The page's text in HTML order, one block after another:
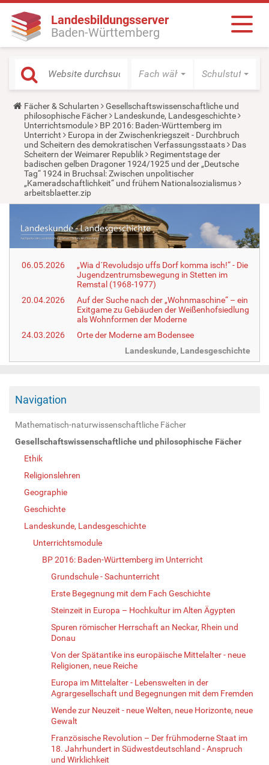
Landesbildungsserver
Baden-Württemberg
Fach wählen Schulstufe
Y
o
u
a
r
e
h
e
e
:
Fächer & Schularten
Gesellschaftswissenschaftliche und
philosophische Fächer
Landeskunde, Landesgeschichte
Unterrichtsmodule
BP 2016: Baden-Württemberg im
Unterricht
Europa in der Zwischenkriegszeit - Durchbruch
und Scheitern des demokratischen Verfassungsstaats
Das
Scheitern der Weimarer Republik
Regimentstage der
badischen gelben Dragoner 1924/1925 und der „Deutsche
Tag“ 1924 in Bruchsal: Zwischen unpolitischer
„Kameradschaftlichkeit“ und frühem Nationalsozialismus
arbeitsblaetter.zip
06.05.2026
„Wia d´Revoludsjo uffs Dorf komma isch!“ - Die
Jugendzentrumsbewegung in Stetten im
Remstal (1968-1977)
20.04.2026
Auf der Suche nach der „Wohnmaschine“ – ein
Exitgame zu Gebäuden der Weißenhofsiedlung
als Wohnformen der Moderne
24.03.2026
Orte der Moderne am Bodensee
Landeskunde, Landesgeschichte
Navigation
Mathematisch-naturwissenschaftliche Fächer
Gesellschaftswissenschaftliche und philosophische Fächer
Ethik
Religionslehren
Geographie
Geschichte
Landeskunde, Landesgeschichte
Unterrichtsmodule
BP 2016: Baden-Württemberg im Unterricht
Grundschule - Sachunterricht
Erste Begegnung mit dem Fach Geschichte
Steinzeit in Europa – Hochkultur im Alten Ägypten
Spuren römischer Herrschaft an Neckar, Rhein und
Donau
Von der Spätantike ins europäische Mittelalter - neue
Religionen, neue Reiche
Europa im Mittelalter - Lebenswelten in der
Agrargesellschaft und Begegnungen mit dem Fremden
Wende zur Neuzeit - neue Welten, neue Horizonte, neue
Gewalt
Französische Revolution – Der frühmoderne Staat im
18. Jahrhundert in Südwestdeutschland - Anspruch
und Wirklichkeit